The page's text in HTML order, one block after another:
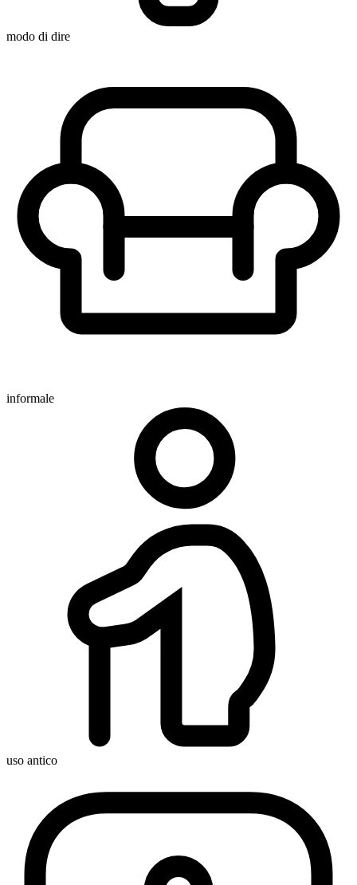
modo di dire
informale
uso antico